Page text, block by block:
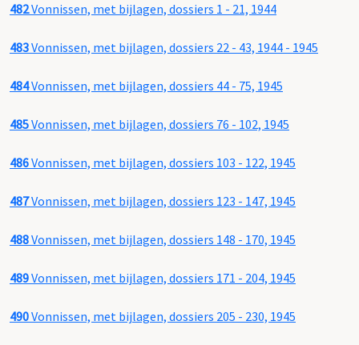
482Vonnissen, met bijlagen, dossiers 1 - 21, 1944
483Vonnissen, met bijlagen, dossiers 22 - 43, 1944 - 1945
484Vonnissen, met bijlagen, dossiers 44 - 75, 1945
485Vonnissen, met bijlagen, dossiers 76 - 102, 1945
486Vonnissen, met bijlagen, dossiers 103 - 122, 1945
487Vonnissen, met bijlagen, dossiers 123 - 147, 1945
488Vonnissen, met bijlagen, dossiers 148 - 170, 1945
489Vonnissen, met bijlagen, dossiers 171 - 204, 1945
490Vonnissen, met bijlagen, dossiers 205 - 230, 1945